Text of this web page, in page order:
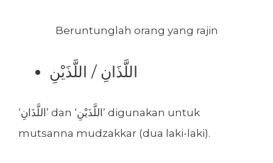
Beruntunglah orang yang rajin
اللَّذَانِ / اللَّذَيْنِ
‘اللَّذَانِ’ dan ‘اللَّذَيْنِ’ digunakan untuk
mutsanna mudzakkar (dua laki-laki).